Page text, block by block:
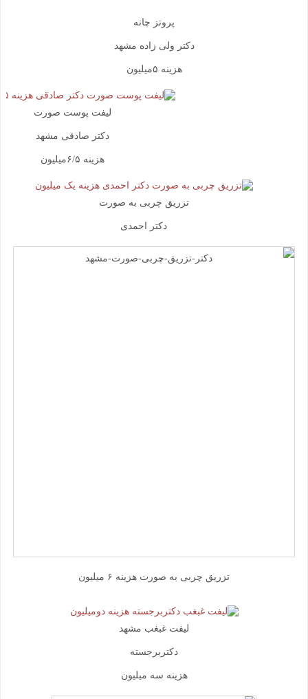
پروتز چانه
دکتر ولی زاده مشهد
هزینه ۵میلیون
لیفت پوست صورت
دکتر صادقی مشهد
هزینه ۶/۵میلیون
تزریق چربی به صورت
دکتر احمدی
تزریق چربی به صورت هزینه ۶ میلیون
لیفت غبغب مشهد
دکتربرجسته
هزینه سه میلیون